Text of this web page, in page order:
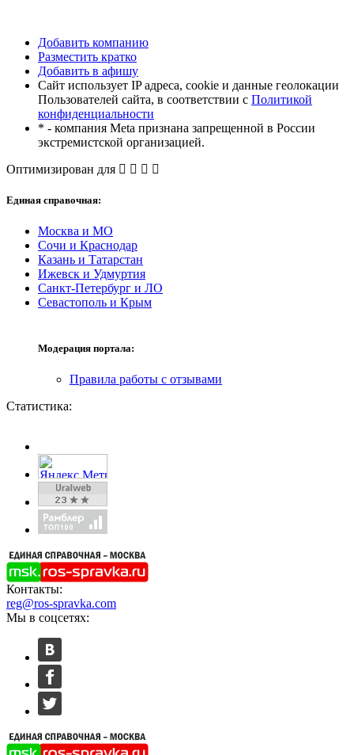
Добавить компанию
Разместить кратко
Добавить в афишу
Сайт использует IP адреса, cookie и данные геолокации
Пользователей сайта, в соответствии с Политикой
конфиденциальности
* - компания Meta признана запрещенной в России
экстремистской организацией.
Оптимизирован для
Единая справочная:
Москва и МО
Сочи и Краснодар
Казань и Татарстан
Ижевск и Удмуртия
Санкт-Петербург и ЛО
Севастополь и Крым
Модерация портала:
Правила работы с отзывами
Статистика:
Контакты:
reg@ros-spravka.com
Мы в соцсетях: